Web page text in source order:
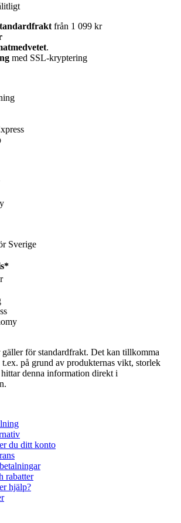
från 1 099 kr
.
med SSL-kryptering
Sverige
för standardfrakt. Det kan tillkomma
t.ex. på grund av produkternas vikt, storlek
denna information direkt i
du ditt konto
rabatter
hjälp?